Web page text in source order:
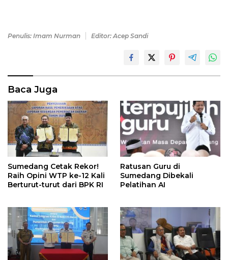
Penulis: Imam Nurman Editor: Acep Sandi
Baca Juga
Sumedang Cetak Rekor!
Raih Opini WTP ke-12 Kali
Berturut-turut dari BPK RI
Ratusan Guru di
Sumedang Dibekali
Pelatihan AI